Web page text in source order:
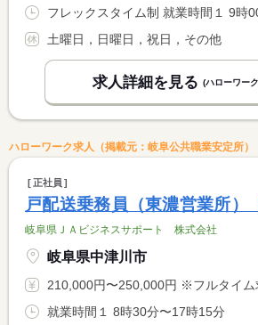
土曜日，日曜日，祝日，その他
求人詳細を見る (ハローワー
ハローワーク求人（掲載元：岐阜公共職業安定所）
正社員
戸配送乗務員（東濃営業所）
岐阜県ＪＡビジネスサポート 株式会社
岐阜県中津川市
210,000円〜250,000円 ※フルタイム求人の場合は月額（換算額）、パート求人
就業時間１ 8時30分〜17時15分